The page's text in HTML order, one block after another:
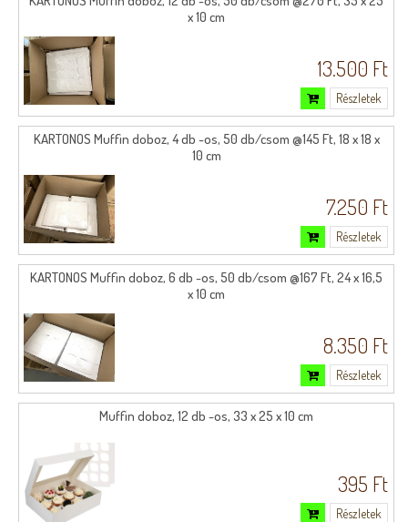
x 10 cm
13.500 Ft
Részletek
KARTONOS Muffin doboz, 4 db -os, 50 db/csom @145 Ft, 18 x 18 x
10 cm
7.250 Ft
Részletek
KARTONOS Muffin doboz, 6 db -os, 50 db/csom @167 Ft, 24 x 16,5
x 10 cm
8.350 Ft
Részletek
Muffin doboz, 12 db -os, 33 x 25 x 10 cm
395 Ft
Részletek